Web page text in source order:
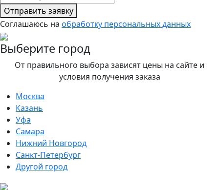
Отправить заявку
Соглашаюсь на обработку персональных данных
Выберите город
От правильного выбора зависят цены на сайте и
условия получения заказа
Москва
Казань
Уфа
Самара
Нижний Новгород
Санкт-Петербург
Другой город